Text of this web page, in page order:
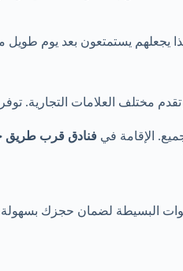
يجعلهم يستمتعون بعد يوم
مختلف العلامات التجارية.
الإقامة في فنادق قرب طريق
البسيطة لضمان حجزك